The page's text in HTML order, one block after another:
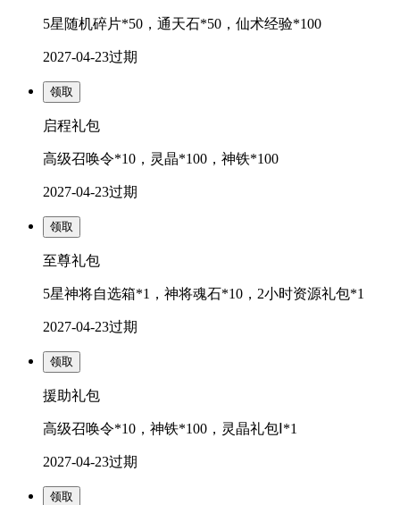
5星随机碎片*50，通天石*50，仙术经验*100
2027-04-23过期
领取
启程礼包
高级召唤令*10，灵晶*100，神铁*100
2027-04-23过期
领取
至尊礼包
5星神将自选箱*1，神将魂石*10，2小时资源礼包*1
2027-04-23过期
领取
援助礼包
高级召唤令*10，神铁*100，灵晶礼包Ⅰ*1
2027-04-23过期
领取